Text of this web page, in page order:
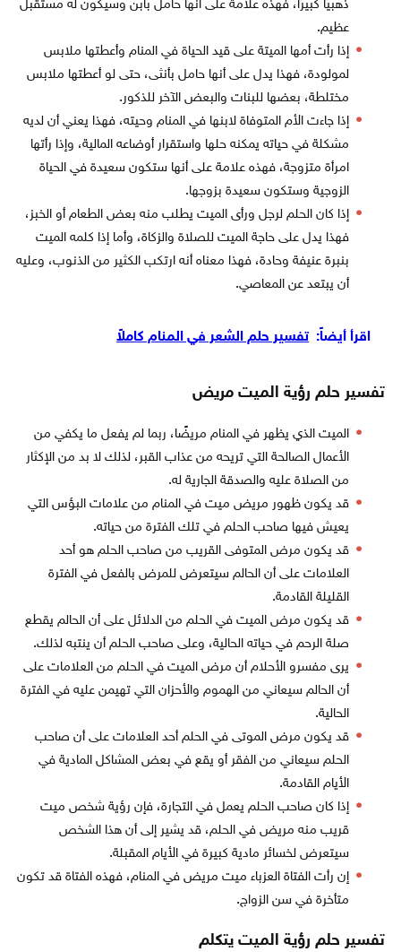
ذهبيًا كبيرًا، فهذه علامة على أنها حامل بابن وسيكون له مستقبل
عظيم.
إذا رأت أمها الميتة على قيد الحياة في المنام وأعطتها ملابس
لمولودة، فهذا يدل على أنها حامل بأنثى، حتى لو أعطتها ملابس
مختلطة، بعضها للبنات والبعض الآخر للذكور.
إذا جاءت الأم المتوفاة لابنها في المنام وحيته، فهذا يعني أن لديه
مشكلة في حياته يمكنه حلها واستقرار أوضاعه المالية، وإذا رأتها
امرأة متزوجة، فهذه علامة على أنها ستكون سعيدة في الحياة
الزوجية وستكون سعيدة بزوجها.
إذا كان الحلم لرجل ورأى الميت يطلب منه بعض الطعام أو الخبز،
فهذا يدل على حاجة الميت للصلاة والزكاة، وأما إذا كلمه الميت
بنبرة عنيفة وحادة، فهذا معناه أنه ارتكب الكثير من الذنوب، وعليه
أن يبتعد عن المعاصي.
اقرأ أيضاً: تفسير حلم الشعر في المنام كاملاً
تفسير حلم رؤية الميت مريض
الميت الذي يظهر في المنام مريضًا، ربما لم يفعل ما يكفي من
الأعمال الصالحة التي تريحه من عذاب القبر، لذلك لا بد من الإكثار
من الصلاة عليه والصدقة الجارية له.
قد يكون ظهور مريض ميت في المنام من علامات البؤس التي
يعيش فيها صاحب الحلم في تلك الفترة من حياته.
قد يكون مرض المتوفى القريب من صاحب الحلم هو أحد
العلامات على أن الحالم سيتعرض للمرض بالفعل في الفترة
القليلة القادمة.
قد يكون مرض الميت في الحلم من الدلائل على أن الحالم يقطع
صلة الرحم في حياته الحالية، وعلى صاحب الحلم أن ينتبه لذلك.
يرى مفسرو الأحلام أن مرض الميت في الحلم من العلامات على
أن الحالم سيعاني من الهموم والأحزان التي تهيمن عليه في الفترة
الحالية.
قد يكون مرض الموتى في الحلم أحد العلامات على أن صاحب
الحلم سيعاني من الفقر أو يقع في بعض المشاكل المادية في
الأيام القادمة.
إذا كان صاحب الحلم يعمل في التجارة، فإن رؤية شخص ميت
قريب منه مريض في الحلم، قد يشير إلى أن هذا الشخص
سيتعرض لخسائر مادية كبيرة في الأيام المقبلة.
إن رأت الفتاة العزباء ميت مريض في المنام، فهذه الفتاة قد تكون
متأخرة في سن الزواج.
تفسير حلم رؤية الميت يتكلم